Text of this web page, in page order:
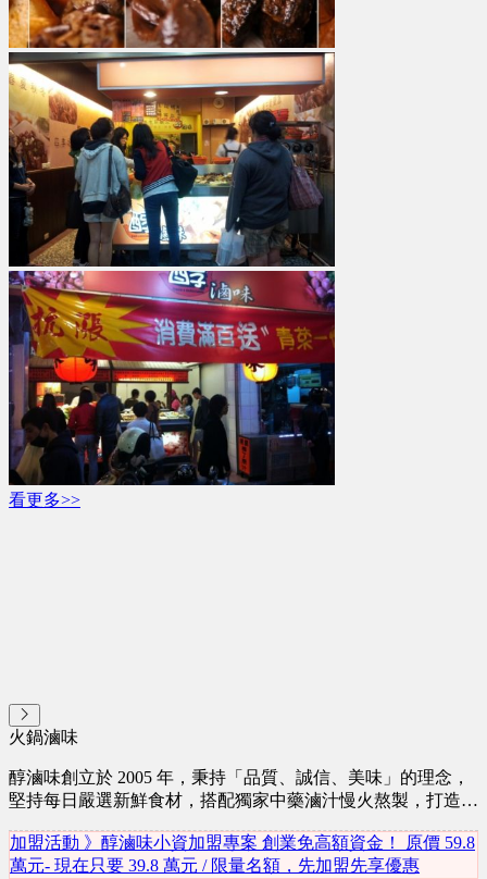
看更多>>
火鍋滷味
醇滷味創立於 2005 年，秉持「品質、誠信、美味」的理念，
堅持每日嚴選新鮮食材，搭配獨家中藥滷汁慢火熬製，打造香
經營模式，希望將成功經驗分享給更多創業夥伴，提供完整教
育訓練、開店規劃與營運輔導，陪伴每位加盟主穩健成長，共
加盟活動 》醇滷味小資加盟專案 創業免高額資金！ 原價 59.8
萬元- 現在只要 39.8 萬元 / 限量名額，先加盟先享優惠